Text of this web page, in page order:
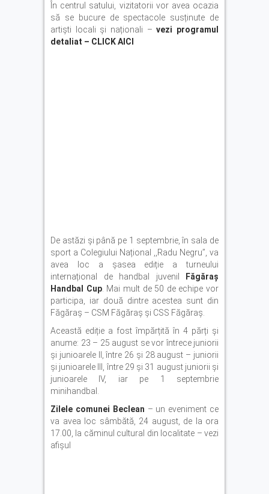
În centrul satului, vizitatorii vor avea ocazia
să se bucure de spectacole susținute de
artiști locali și naționali –vezi programul
detaliat – CLICK AICI
De astăzi și până pe 1 septembrie, în sala de
sport a Colegiului Național ,,Radu Negru’’, va
avea loc a șasea ediție a turneului
internațional de handbal juvenil
Făgăraș
Handbal Cup. Mai mult de 50 de echipe vor
participa, iar două dintre acestea sunt din
Făgăraș – CSM Făgăraș și CSS Făgăraș.
Această ediție a fost împărțită în 4 părți și
anume: 23 – 25 august se vor întrece juniorii
și junioarele II, între 26 și 28 august – juniorii
și junioarele III, între 29 și 31 august juniorii și
junioarele IV, iar pe 1 septembrie
minihandbal.
Zilele comunei Beclean – un eveniment ce
va avea loc sâmbătă, 24 august, de la ora
17.00, la căminul cultural din localitate – vezi
afișul